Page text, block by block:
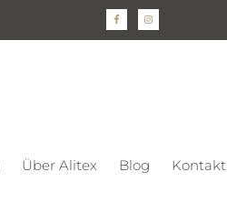
Über Alitex Blog Kontakt